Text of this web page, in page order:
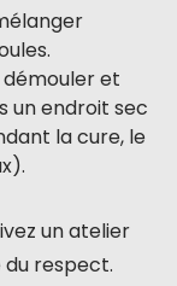
démouler et
un endroit sec
la cure, le
un atelier
du respect.